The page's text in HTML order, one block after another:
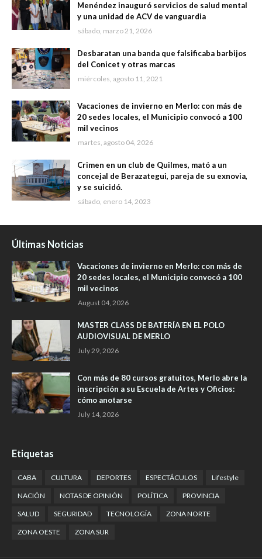
Menéndez inauguró servicios de salud mental
y una unidad de ACV de vanguardia
sábado, marzo 21, 2026
Desbaratan una banda que falsificaba barbijos
del Conicet y otras marcas
miércoles, agosto 11, 2021
Vacaciones de invierno en Merlo: con más de
20 sedes locales, el Municipio convocó a 100
mil vecinos
martes, agosto 04, 2026
Crimen en un club de Quilmes, mató a un
concejal de Berazategui, pareja de su exnovia,
y se suicidó.
sábado, enero 14, 2023
Últimas Noticias
Vacaciones de invierno en Merlo: con más de
20 sedes locales, el Municipio convocó a 100
mil vecinos
August 04, 2026
MASTER CLASS DE BATERÍA EN EL POLO
AUDIOVISUAL DE MERLO
July 29, 2026
Con más de 80 cursos gratuitos, Merlo abre la
inscripción a su Escuela de Artes y Oficios:
cómo anotarse
July 14, 2026
Etiquetas
CABA CULTURA DEPORTES ESPECTÁCULOS Lifestyle
NACIÓN NOTAS DE OPINIÓN POLÍTICA PROVINCIA
SALUD SEGURIDAD TECNOLOGÍA ZONA NORTE
ZONA OESTE ZONA SUR